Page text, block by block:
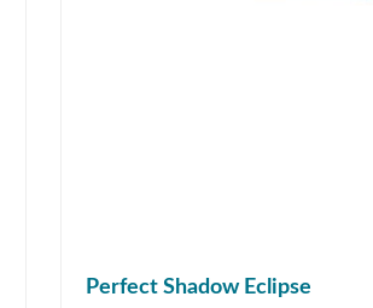
Perfect Shadow Eclipse